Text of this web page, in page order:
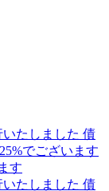
いたしました 債
でございます
す
いたしました 債